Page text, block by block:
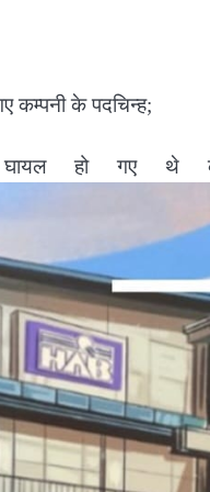
कम्पनी के पदचिन्ह;
हो गए थे